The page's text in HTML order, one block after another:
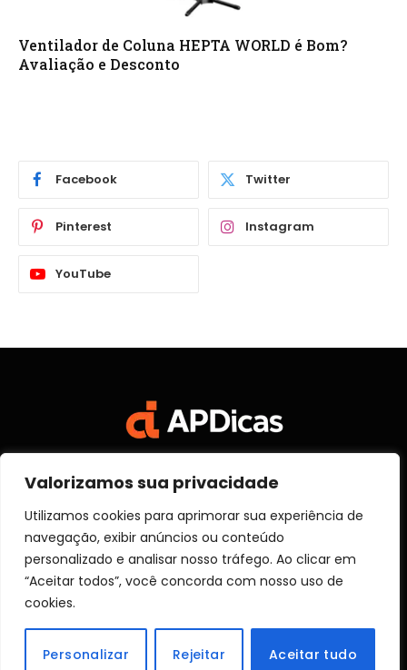
Valorizamos sua privacidade
Utilizamos cookies para aprimorar sua experiência de
navegação, exibir anúncios ou conteúdo
personalizado e analisar nosso tráfego. Ao clicar em
“Aceitar todos”, você concorda com nosso uso de
cookies.
Personalizar Rejeitar Aceitar tudo
Ventilador de Coluna HEPTA WORLD é Bom?
Avaliação e Desconto
Facebook Twitter
Pinterest Instagram
YouTube
(Twitter)
SOBRE NÓS
POLITICA DE PRIVACIDADE
TERMOS DE USO
© 2026 Aprender Dicas